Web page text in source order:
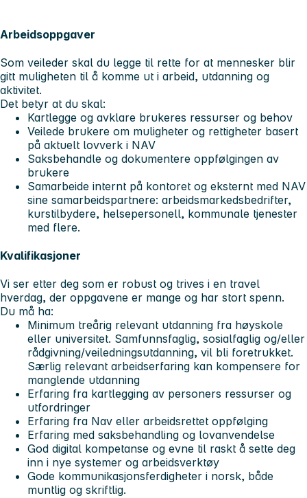
Arbeidsoppgaver
Som veileder skal du legge til rette for at mennesker blir
gitt muligheten til å komme ut i arbeid, utdanning og
aktivitet.
Det betyr at du skal:
Kartlegge og avklare brukeres ressurser og behov
Veilede brukere om muligheter og rettigheter basert
på aktuelt lovverk i NAV
Saksbehandle og dokumentere oppfølgingen av
brukere
Samarbeide internt på kontoret og eksternt med NAV
sine samarbeidspartnere: arbeidsmarkedsbedrifter,
kurstilbydere, helsepersonell, kommunale tjenester
med flere.
Kvalifikasjoner
Vi ser etter deg som er robust og trives i en travel
hverdag, der oppgavene er mange og har stort spenn.
Du må ha:
Minimum treårig relevant utdanning fra høyskole
eller universitet. Samfunnsfaglig, sosialfaglig og/eller
rådgivning/veiledningsutdanning, vil bli foretrukket.
Særlig relevant arbeidserfaring kan kompensere for
manglende utdanning
Erfaring fra kartlegging av personers ressurser og
utfordringer
Erfaring fra Nav eller arbeidsrettet oppfølging
Erfaring med saksbehandling og lovanvendelse
God digital kompetanse og evne til raskt å sette deg
inn i nye systemer og arbeidsverktøy
Gode kommunikasjonsferdigheter i norsk, både
muntlig og skriftlig.